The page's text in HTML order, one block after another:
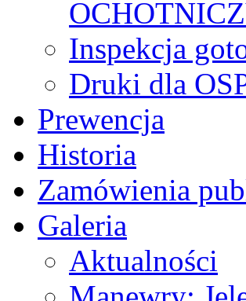
Inspekcja
Druki dla
Prewencja
Historia
Zamówienia
Galeria
Aktualności